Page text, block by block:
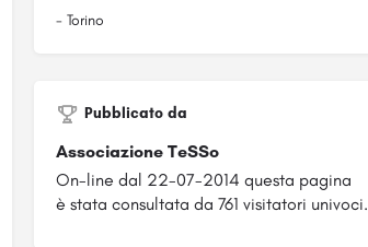
- Torino
Pubblicato da
Associazione TeSSo
On-line dal 22-07-2014 questa pagina
è stata consultata da 761 visitatori univoci.